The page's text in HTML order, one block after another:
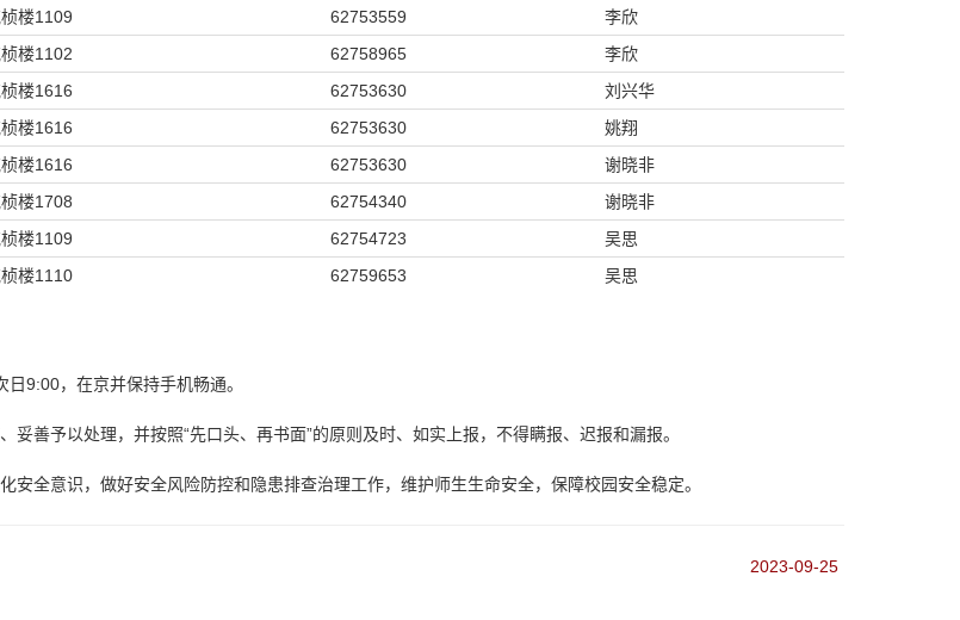
楼1109 62753559
李欣
楼1102 62758965
李欣
楼1616 62753630
刘兴华
楼1616 62753630
姚翔
楼1616 62753630
谢晓非
楼1708 62754340
谢晓非
楼1109 62754723
吴思
楼1110 62759653 吴思
9:00，在京并保持手机畅通。
善予以处理，并按照“先口头、再书面”的原则及时、如实上报，不得瞒报、迟报和漏报。
全意识，做好安全风险防控和隐患排查治理工作，维护师生生命安全，保障校园安全稳定。
2023-09-25